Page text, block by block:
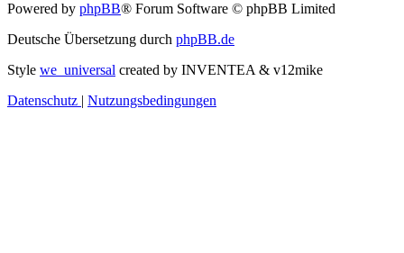
Powered by phpBB® Forum Software © phpBB Limited
Deutsche Übersetzung durch phpBB.de
Style we_universal created by INVENTEA & v12mike
Datenschutz | Nutzungsbedingungen